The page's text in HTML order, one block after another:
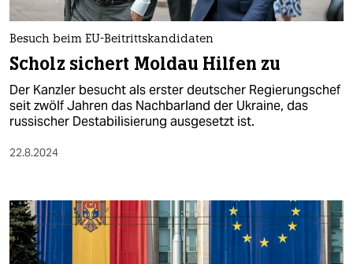
nord
wahrheit
verlag
shop
fragen & hilfe
Besuch beim EU-Beitrittskandidaten
Scholz sichert Moldau Hilfen zu
Der Kanzler besucht als erster deutscher Regierungschef
seit zwölf Jahren das Nachbarland der Ukraine, das
russischer Destabilisierung ausgesetzt ist.
22.8.2024